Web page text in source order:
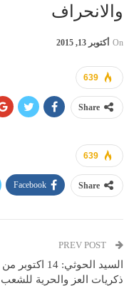
والانحراف
On أكتوبر 13, 2015
639
Share
639
Share
Facebook
السيد الحوثي: 14 اكتوبر من
ذكريات العز والحرية للشعب